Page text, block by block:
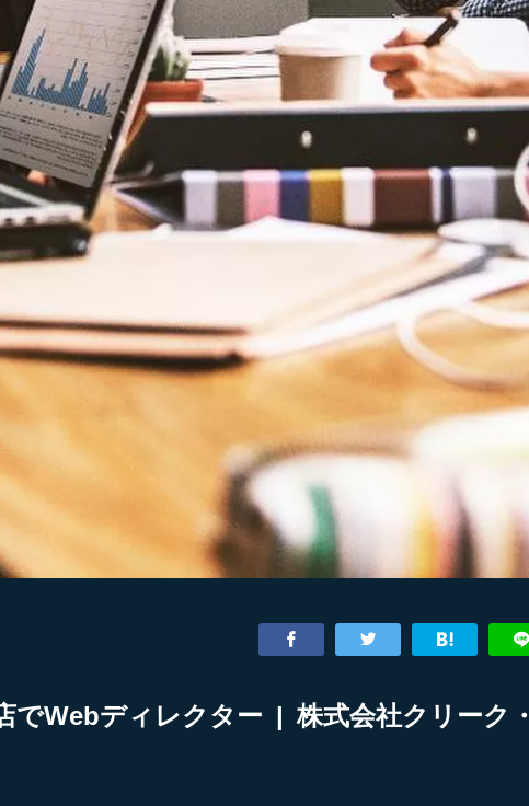
でWebディレクター | 株式会社クリーク・